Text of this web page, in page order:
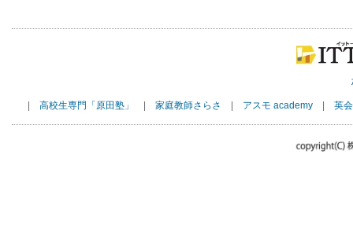
高校生専門「原田塾」 家庭教師さらさ アスモ academy| 英